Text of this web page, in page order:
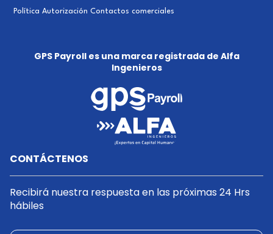
Política Autorización Contactos comerciales
GPS Payroll es una marca registrada de Alfa
Ingenieros
CONTÁCTENOS
Recibirá nuestra respuesta en las próximas 24 Hrs
hábiles